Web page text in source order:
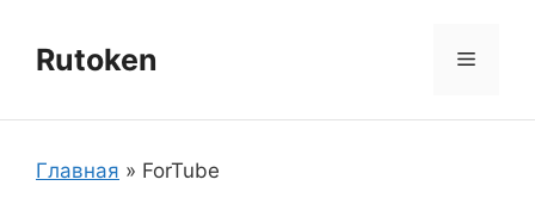
содержимому
Rutoken Меню
Главная » ForTube